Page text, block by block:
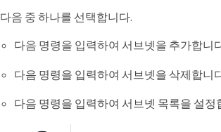
다음 중 하나를 선택합니다.
다음 명령을 입력하여 서브넷을 추가합니
다음 명령을 입력하여 서브넷을 삭제합니
다음 명령을 입력하여 서브넷 목록을 설정